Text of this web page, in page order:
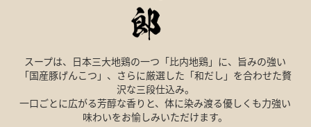
スープは、日本三大地鶏の一つ「比内地鶏」に、旨みの強い
「国産豚げんこつ」、さらに厳選した「和だし」を合わせた贅
沢な三段仕込み。
一口ごとに広がる芳醇な香りと、体に染み渡る優しくも力強い
味わいをお愉しみいただけます。